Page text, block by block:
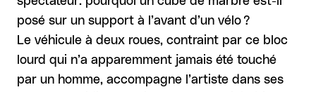
posé sur un support à l’avant d’un vélo ?
Le véhicule à deux roues, contraint par ce bloc
lourd qui n’a apparemment jamais été touché
par un homme, accompagne l’artiste dans ses